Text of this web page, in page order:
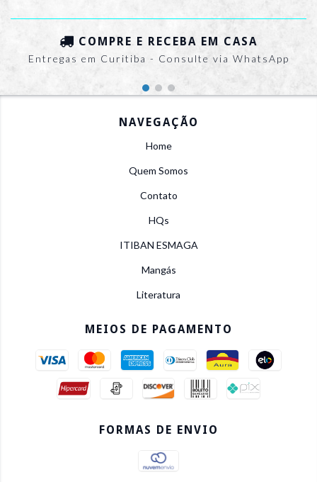
COMPRE E RECEBA EM CASA
Entregas em Curitiba - Consulte via WhatsApp
NAVEGAÇÃO
Home
Quem Somos
Contato
HQs
ITIBAN ESMAGA
Mangás
Literatura
MEIOS DE PAGAMENTO
FORMAS DE ENVIO